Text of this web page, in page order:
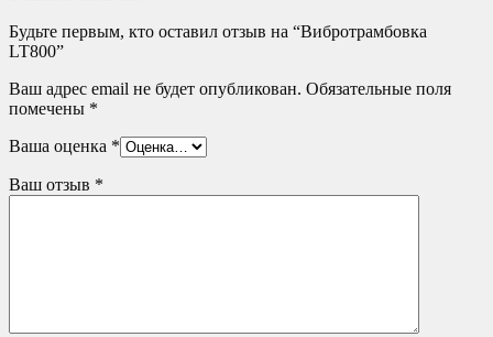
Будьте первым, кто оставил отзыв на “Вибротрамбовка
LT800”
Ваш адрес email не будет опубликован. Обязательные поля
помечены *
Ваша оценка *
Ваш отзыв *